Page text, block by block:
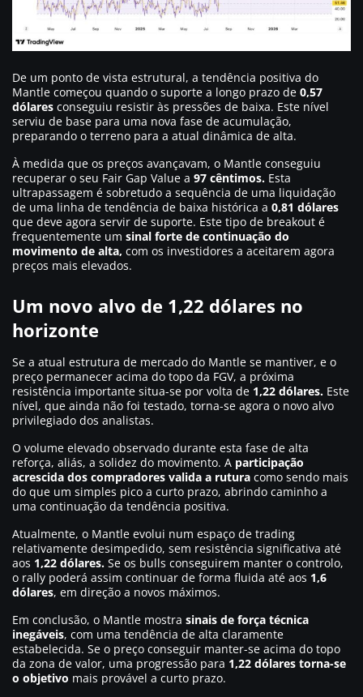
De um ponto de vista estrutural, a tendência positiva do
Mantle começou quando o suporte a longo prazo de 0,57
dólares conseguiu resistir às pressões de baixa. Este nível
serviu de base para uma nova fase de acumulação,
preparando o terreno para a atual dinâmica de alta.
À medida que os preços avançavam, o Mantle conseguiu
recuperar o seu Fair Gap Value a 97 cêntimos. Esta
ultrapassagem é sobretudo a sequência de uma liquidação
de uma linha de tendência de baixa histórica a 0,81 dólares
que deve agora servir de suporte. Este tipo de breakout é
frequentemente um sinal forte de continuação do
movimento de alta, com os investidores a aceitarem agora
preços mais elevados.
Um novo alvo de 1,22 dólares no
horizonte
Se a atual estrutura de mercado do Mantle se mantiver, e o
preço permanecer acima do topo da FGV, a próxima
resistência importante situa-se por volta de 1,22 dólares. Este
nível, que ainda não foi testado, torna-se agora o novo alvo
privilegiado dos analistas.
O volume elevado observado durante esta fase de alta
reforça, aliás, a solidez do movimento. A participação
acrescida dos compradores valida a rutura como sendo mais
do que um simples pico a curto prazo, abrindo caminho a
uma continuação da tendência positiva.
Atualmente, o Mantle evolui num espaço de trading
relativamente desimpedido, sem resistência significativa até
aos 1,22 dólares. Se os bulls conseguirem manter o controlo,
o rally poderá assim continuar de forma fluida até aos 1,6
dólares, em direção a novos máximos.
Em conclusão, o Mantle mostra sinais de força técnica
inegáveis, com uma tendência de alta claramente
estabelecida. Se o preço conseguir manter-se acima do topo
da zona de valor, uma progressão para 1,22 dólares torna-se
o objetivo mais provável a curto prazo.